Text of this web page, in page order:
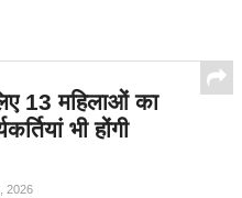
13 महिलाओं का
भी होंगी
2026